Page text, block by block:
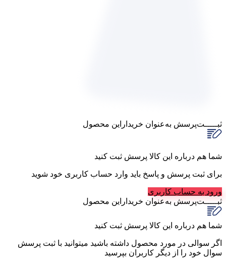
ثبـــــت‌پرسش به‌عنوان ‌خریدار‌این‌ محصول
شما هم درباره این کالا پرسش ثبت کنید
برای ثبت پرسش و پاسخ باید وارد حساب کاربری خود شوید
ورود به حساب کاربری
ثبـــــت‌پرسش به‌عنوان ‌خریدار‌این‌ محصول
شما هم درباره این کالا پرسش ثبت کنید
اگر سوالی در مورد محصول داشته باشید میتوانید با ثبت پرسش
سوال خود را از دیگر کاربران بپرسید